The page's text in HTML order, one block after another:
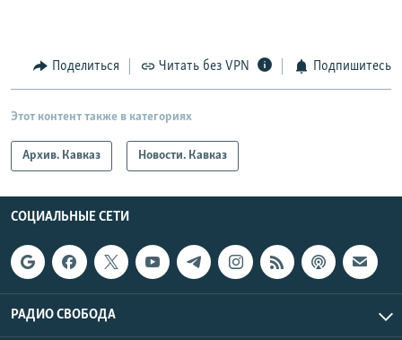
Поделиться Читать без VPN Подпишитесь
Этот контент также в категориях
Архив. Кавказ Новости. Кавказ
СОЦИАЛЬНЫЕ СЕТИ
РАДИО СВОБОДА